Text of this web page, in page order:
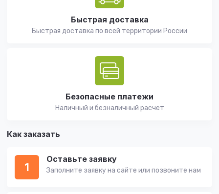
Быстрая доставка
Быстрая доставка по всей территории России
Безопасные платежи
Наличный и безналичный расчет
Как заказать
1
Оставьте заявку
Заполните заявку на сайте или позвоните нам